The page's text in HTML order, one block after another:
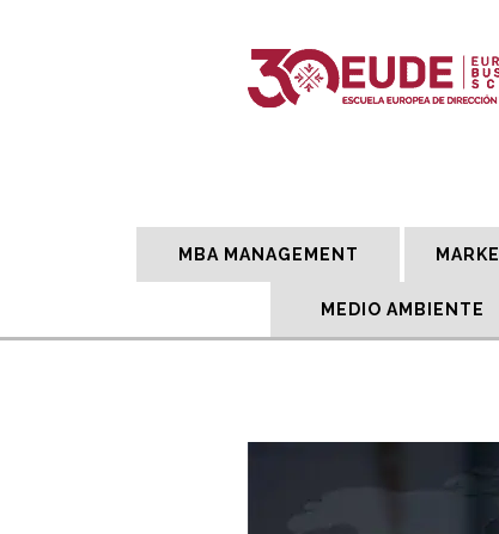
MBA MANAGEMENT
MEDIO AMBIENTE